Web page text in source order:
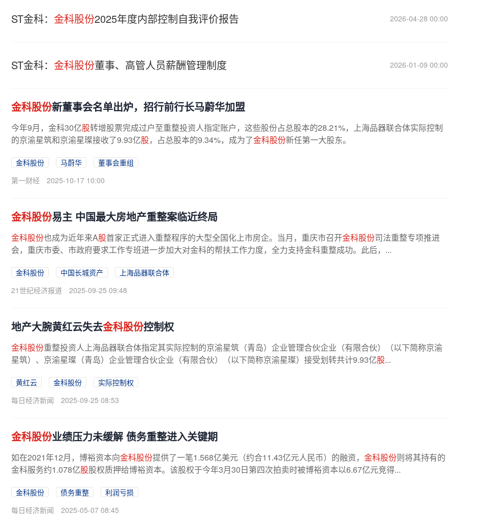
ST金科： 金科股份2025年度内部控制自我评价报告 2026-04-28 00:00
ST金科： 金科股份董事、高管人员薪酬管理制度 2026-01-09 00:00
金科股份新董事会名单出炉，招行前行长马蔚华加盟
今年9月，金科30亿股转增股票完成过户至重整投资人指定账户，这些股份占总股本的28.21%，上海品器联合体实际控制
的京渝星筑和京渝星璨接收了9.93亿股，占总股本的9.34%，成为了金科股份新任第一大股东。
金科股份 马蔚华
董事会重组
第一财经
2025-10-17 10:00
金科股份易主 中国最大房地产重整案临近终局
金科股份也成为近年来A股首家正式进入重整程序的大型全国化上市房企。当月，重庆市召开金科股份司法重整专项推进
会，重庆市委、市政府要求工作专班进一步加大对金科的帮扶工作力度，全力支持金科重整成功。此后，...
金科股份 中国长城资产
上海品器联合体
21世纪经济报道
2025-09-25 09:48
地产大腕黄红云失去金科股份控制权
金科股份重整投资人上海品器联合体指定其实际控制的京渝星筑（青岛）企业管理合伙企业（有限合伙）（以下简称京渝
星筑）、京渝星璨（青岛）企业管理合伙企业（有限合伙）（以下简称京渝星璨）接受划转共计9.93亿股...
黄红云 金科股份
实际控制权
每日经济新闻
2025-09-25 08:53
金科股份业绩压力未缓解 债务重整进入关键期
如在2021年12月，博裕资本向金科股份提供了一笔1.568亿美元（约合11.43亿元人民币）的融资， 金科股份则将其持有的
金科服务约1.078亿股股权质押给博裕资本。该股权于今年3月30日第四次拍卖时被博裕资本以6.67亿元竞得...
金科股份 债务重整
利润亏损
每日经济新闻
2025-05-07 08:45